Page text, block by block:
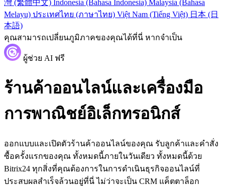
灣 (繁體中文) Indonesia (Bahasa Indonesia) Malaysia (Bahasa
Melayu) ประเทศไทย (ภาษาไทย) Việt Nam (Tiếng Việt) 日本 (日
本語)
คุณสามารถเปลี่ยนภูมิภาคของคุณได้ที่นี่ หากจำเป็น
ผู้ช่วย AI ฟรี
ร้านค้าออนไลน์และเครื่องมือ
การพาณิชย์อิเล็กทรอนิกส์
ออกแบบและเปิดตัวร้านค้าออนไลน์ของคุณ รับลูกค้าและคำสั่ง
ซื้อครั้งแรกของคุณ ทั้งหมดนี้ภายในวันเดียว ทั้งหมดนี้ด้วย
Bitrix24 ทุกสิ่งที่คุณต้องการในการดำเนินธุรกิจออนไลน์ที่
ประสบผลสำเร็จล้วนอยู่ที่นี่ ไม่ว่าจะเป็น CRM แค็ตตาล็อก